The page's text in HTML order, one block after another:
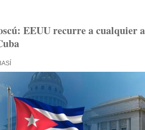
EEUU recurre a cualquier